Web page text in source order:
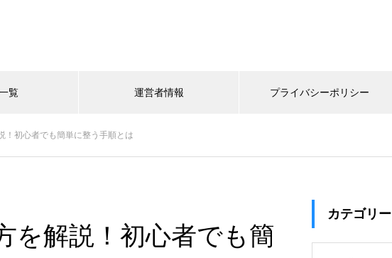
覧 運営者情報 プライバシーポリシー
！初心者でも簡単に整う手順とは
を解説！初心者でも簡
カテゴリー